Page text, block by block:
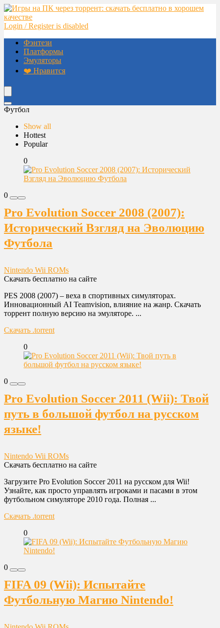
Login / Register is disabled
Фэнтези
Платформы
Эмуляторы
❤️ Нравится
Футбол
Show all
Hottest
Popular
0
0
Pro Evolution Soccer 2008 (2007):
Исторический Взгляд на Эволюцию
Футбола
Nintendo Wii ROMs
Скачать бесплатно на сайте
PES 2008 (2007) – веха в спортивных симуляторах.
Инновационный AI Teamvision, влияние на жанр. Скачать
торрент полную версию на эмуляторе. ...
Скачать .torrent
0
0
Pro Evolution Soccer 2011 (Wii): Твой
путь в большой футбол на русском
языке!
Nintendo Wii ROMs
Скачать бесплатно на сайте
Загрузите Pro Evolution Soccer 2011 на русском для Wii!
Узнайте, как просто управлять игроками и пасами в этом
футбольном симуляторе 2010 года. Полная ...
Скачать .torrent
0
0
FIFA 09 (Wii): Испытайте
Футбольную Магию Nintendo!